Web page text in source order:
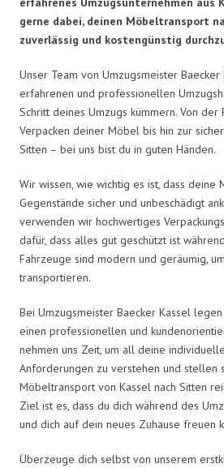
gerne dabei, deinen Möbeltransport
zuverlässig und kostengünstig
Unser Team von Umzugsmeister Baecker
erfahrenen und professionellen
Schritt deines Umzugs kümmern. Von der
Verpacken deiner Möbel bis hin zur
Sitten – bei uns bist du in guten Händen.
Wir wissen, wie wichtig es ist, dass deine
Gegenstände sicher und unbeschädigt
verwenden wir hochwertiges
dafür, dass alles gut geschützt ist
Fahrzeuge sind modern und geräumig,
transportieren.
Bei Umzugsmeister Baecker Kassel
einen professionellen und
nehmen uns Zeit, um all deine
Anforderungen zu verstehen und stellen
Möbeltransport von Kassel nach Sitten
Ziel ist es, dass du dich während des
und dich auf dein neues Zuhause freuen
Überzeuge dich selbst von unserem